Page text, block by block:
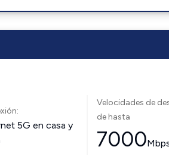
5G en casa y
Velocidades de
de hasta
7000